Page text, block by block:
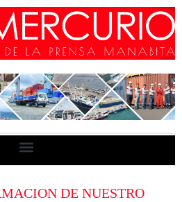
DE NUESTRO